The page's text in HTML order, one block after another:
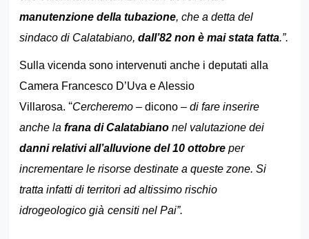
manutenzione della tubazione, che a detta del
sindaco di Calatabiano, dall’82 non è mai stata fatta.”.
Sulla vicenda sono intervenuti anche i deputati alla
Camera Francesco D’Uva e Alessio
Villarosa. “Cercheremo– dicono –di fare inserire
anche la frana di Calatabianonel valutazione dei
danni relativi all’alluvione del 10 ottobre per
incrementare le risorse destinate a queste zone. Si
tratta infatti di territori ad altissimo rischio
idrogeologico già censiti nel Pai”.